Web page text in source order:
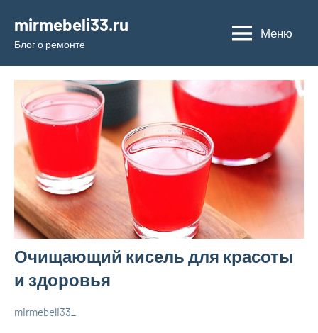
содержимому
mirmebeli33.ru
Блог о ремонте
Меню
Очищающий кисель для красоты
и здоровья
mirmebeli33_